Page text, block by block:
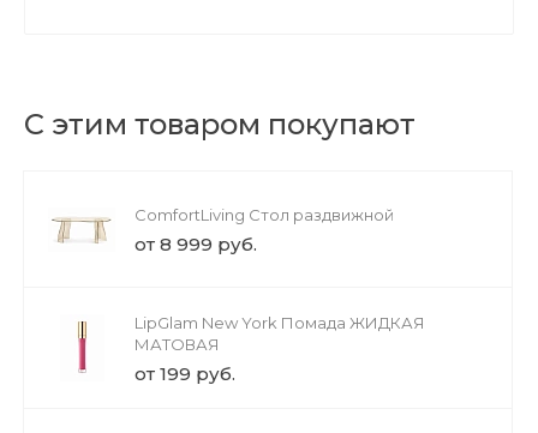
С этим товаром покупают
ComfortLiving Стол раздвижной
от 8 999 руб.
LipGlam New York Помада ЖИДКАЯ
МАТОВАЯ
от 199 руб.